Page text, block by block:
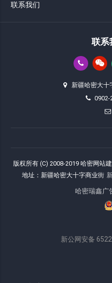
联系我们
联系
新疆哈密大十
0902-
版权所有 (C) 2008-2019 哈密网站
地址：新疆哈密大十字商业街
哈密瑞鑫广
新公网安备